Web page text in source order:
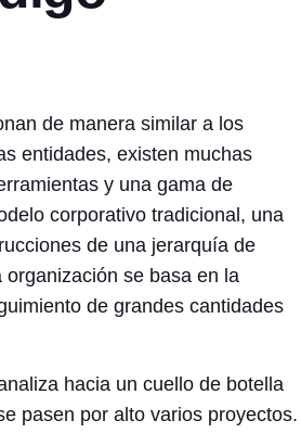
de manera similar a los
entidades, existen muchas
y una gama de
corporativo tradicional, una
de una jerarquía de
se basa en la
de grandes cantidades
hacia un cuello de botella
pasen por alto varios proyectos.